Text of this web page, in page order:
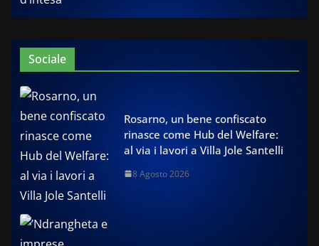
Sociale
Rosarno, un bene confiscato
rinasce come Hub del Welfare:
al via i lavori a Villa Jole Santelli
8 Agosto 2026